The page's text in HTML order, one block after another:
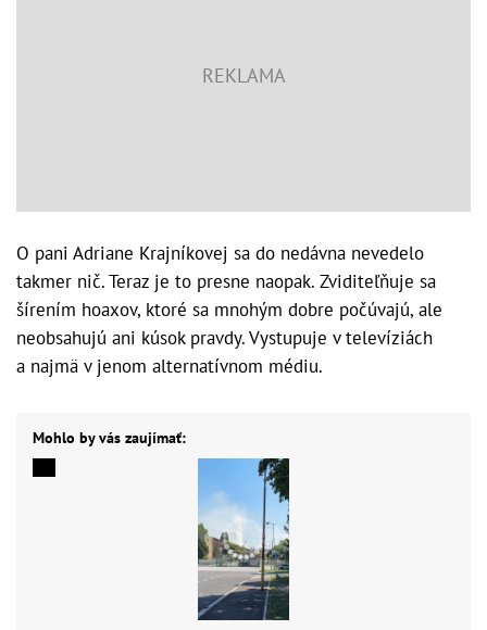
O pani Adriane Krajníkovej sa do nedávna nevedelo
takmer nič. Teraz je to presne naopak. Zviditeľňuje sa
šírením hoaxov, ktoré sa mnohým dobre počúvajú, ale
neobsahujú ani kúsok pravdy. Vystupuje v televíziách
a najmä v jenom alternatívnom médiu.
Mohlo by vás zaujímať: